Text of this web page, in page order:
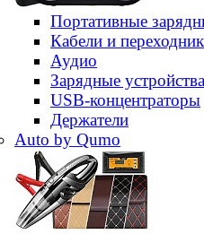
Портативные
Кабели и
Аудио
Зарядные устройства
USB-концентраторы
Держатели
Auto by Qumo